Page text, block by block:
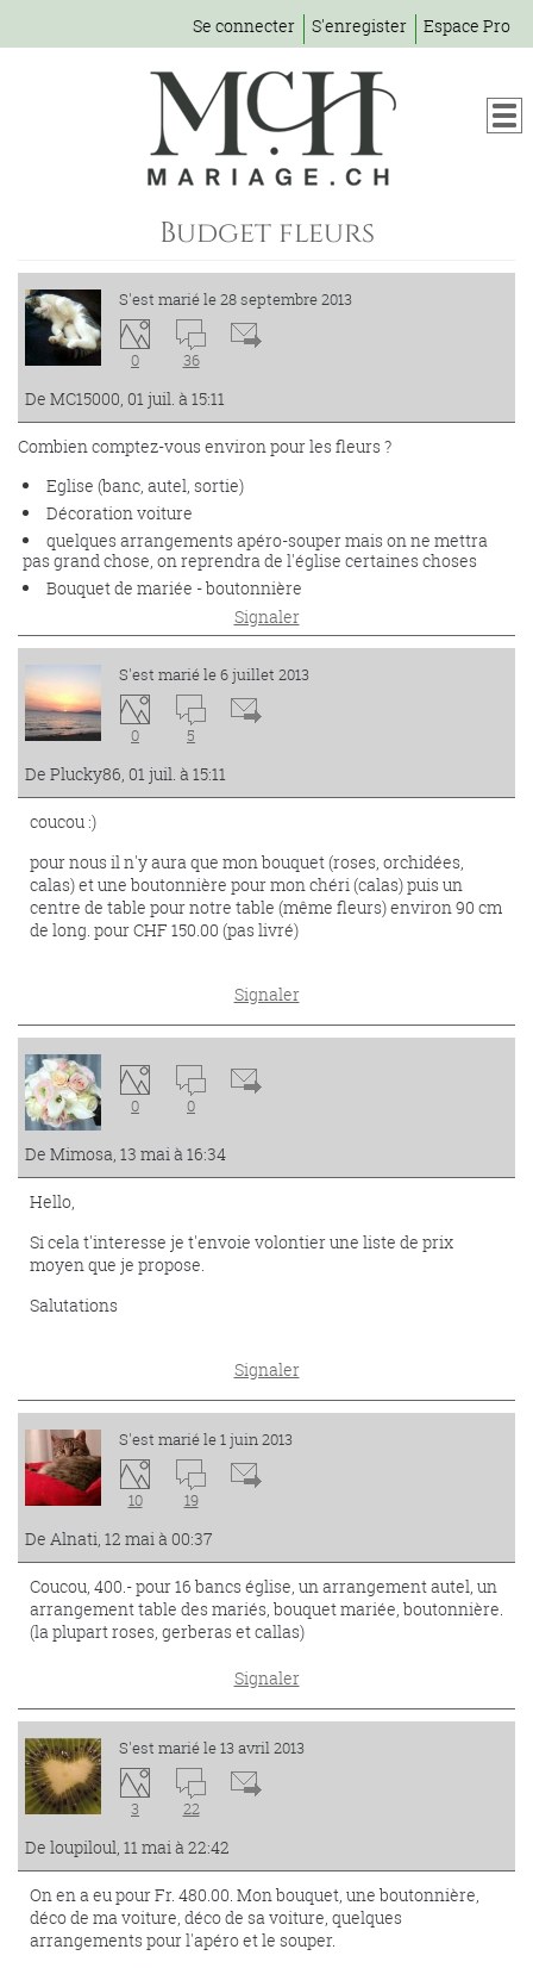
Se connecter S'enregister Espace Pro
Budget fleurs
S'est marié le 28 septembre 2013
0 36
De MC15000, 01 juil. à 15:11
Combien comptez-vous environ pour les fleurs ?
Eglise (banc, autel, sortie)
Décoration voiture
quelques arrangements apéro-souper mais on ne mettra
pas grand chose, on reprendra de l'église certaines choses
Bouquet de mariée - boutonnière
Signaler
S'est marié le 6 juillet 2013
0 5
De Plucky86, 01 juil. à 15:11
coucou :)
pour nous il n'y aura que mon bouquet (roses, orchidées,
calas) et une boutonnière pour mon chéri (calas) puis un
centre de table pour notre table (même fleurs) environ 90 cm
de long. pour CHF 150.00 (pas livré)
Signaler
0 0
De Mimosa, 13 mai à 16:34
Hello,
Si cela t'interesse je t'envoie volontier une liste de prix
moyen que je propose.
Salutations
Signaler
S'est marié le 1 juin 2013
10 19
De Alnati, 12 mai à 00:37
Coucou, 400.- pour 16 bancs église, un arrangement autel, un
arrangement table des mariés, bouquet mariée, boutonnière.
(la plupart roses, gerberas et callas)
Signaler
S'est marié le 13 avril 2013
3 22
De loupiloul, 11 mai à 22:42
On en a eu pour Fr. 480.00. Mon bouquet, une boutonnière,
déco de ma voiture, déco de sa voiture, quelques
arrangements pour l'apéro et le souper.